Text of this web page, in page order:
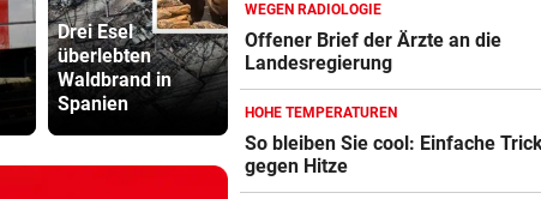
Drei Esel
überlebten
Waldbrand in
Spanien
Das ist bisher über
die Sprengstoff-
Drohne bekannt
WEGEN RADIOLOGIE
Offener Brief der Ärzte an die
Landesregierung
HOHE TEMPERATUREN
So bleiben Sie cool: Einfache
gegen Hitze